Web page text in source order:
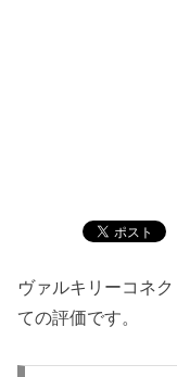
ヴァルキリーコネ
ての評価です。